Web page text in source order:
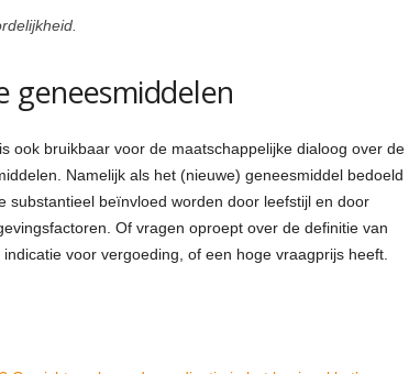
geneesmiddelen
ook bruikbaar voor de maatschappelijke dialoog over de
Namelijk als het (nieuwe) geneesmiddel bedoeld
substantieel beïnvloed worden door leefstijl en door
Of vragen oproept over de definitie van
voor vergoeding, of een hoge vraagprijs heeft.